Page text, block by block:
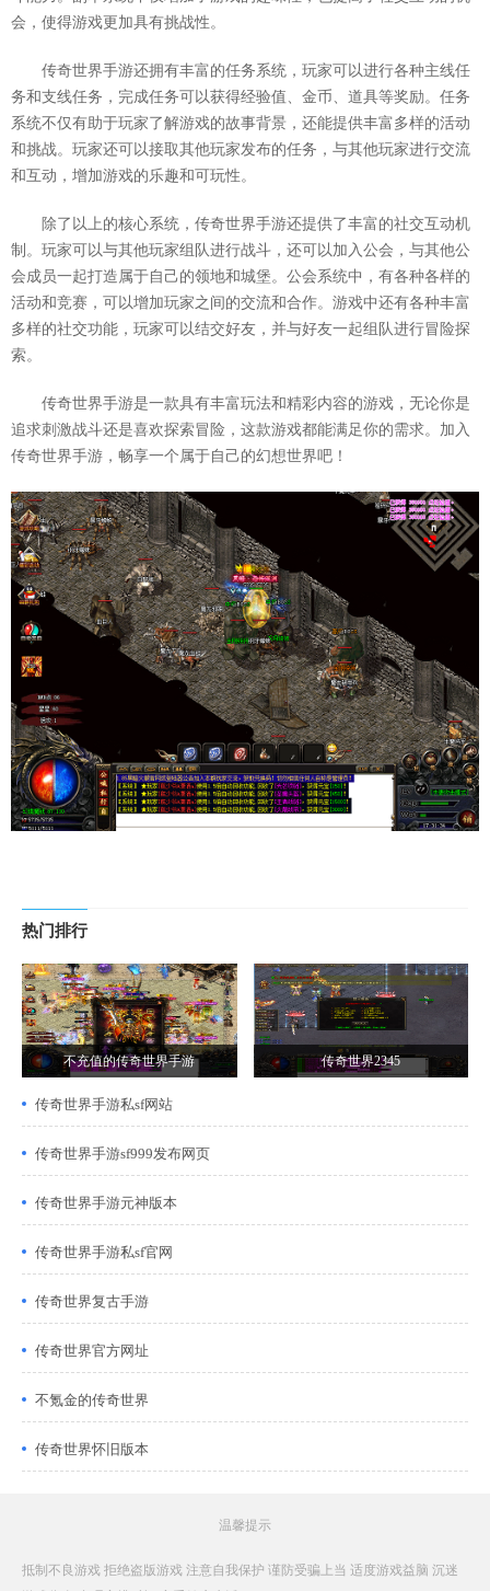
会，使得游戏更加具有挑战性。
传奇世界手游还拥有丰富的任务系统，玩家可以进行各种主线任
务和支线任务，完成任务可以获得经验值、金币、道具等奖励。任务
系统不仅有助于玩家了解游戏的故事背景，还能提供丰富多样的活动
和挑战。玩家还可以接取其他玩家发布的任务，与其他玩家进行交流
和互动，增加游戏的乐趣和可玩性。
除了以上的核心系统，传奇世界手游还提供了丰富的社交互动机
制。玩家可以与其他玩家组队进行战斗，还可以加入公会，与其他公
会成员一起打造属于自己的领地和城堡。公会系统中，有各种各样的
活动和竞赛，可以增加玩家之间的交流和合作。游戏中还有各种丰富
多样的社交功能，玩家可以结交好友，并与好友一起组队进行冒险探
索。
传奇世界手游是一款具有丰富玩法和精彩内容的游戏，无论你是
追求刺激战斗还是喜欢探索冒险，这款游戏都能满足你的需求。加入
传奇世界手游，畅享一个属于自己的幻想世界吧！
热门排行
不充值的传奇世界手游 传奇世界2345
传奇世界手游私sf网站
传奇世界手游sf999发布网页
传奇世界手游元神版本
传奇世界手游私sf官网
传奇世界复古手游
传奇世界官方网址
不氪金的传奇世界
传奇世界怀旧版本
温馨提示
抵制不良游戏 拒绝盗版游戏 注意自我保护 谨防受骗上当 适度游戏益脑 沉迷